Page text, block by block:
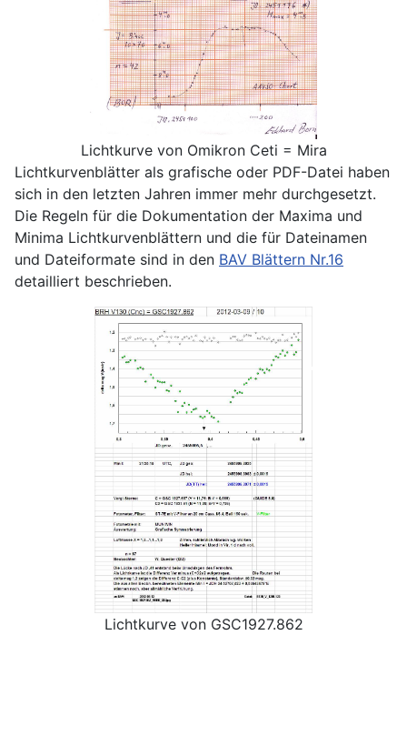
Lichtkurve von Omikron Ceti = Mira
Lichtkurvenblätter als grafische oder PDF-Datei haben
sich in den letzten Jahren immer mehr durchgesetzt.
Die Regeln für die Dokumentation der Maxima und
Minima Lichtkurvenblättern und die für Dateinamen
und Dateiformate sind in den BAV Blättern Nr.16
detailliert beschrieben.
Lichtkurve von GSC1927.862